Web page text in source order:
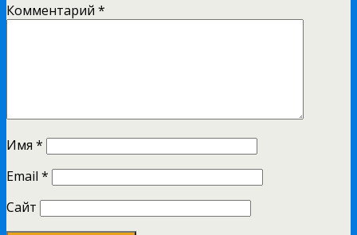
Комментарий *
Имя *
Email *
Сайт